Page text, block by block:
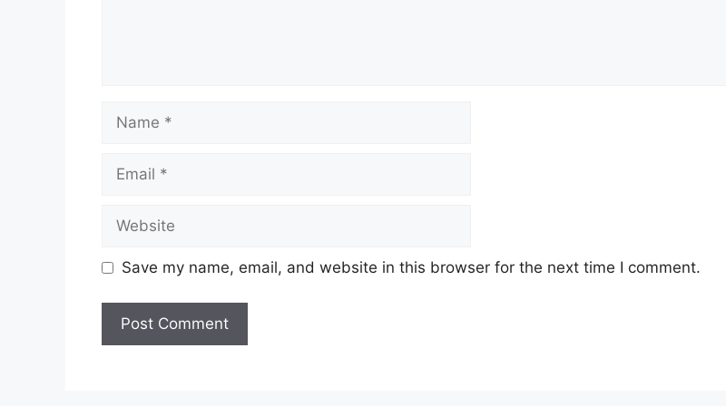
Name
Email
Website
Save my name, email, and website in this browser for the next time I comment.